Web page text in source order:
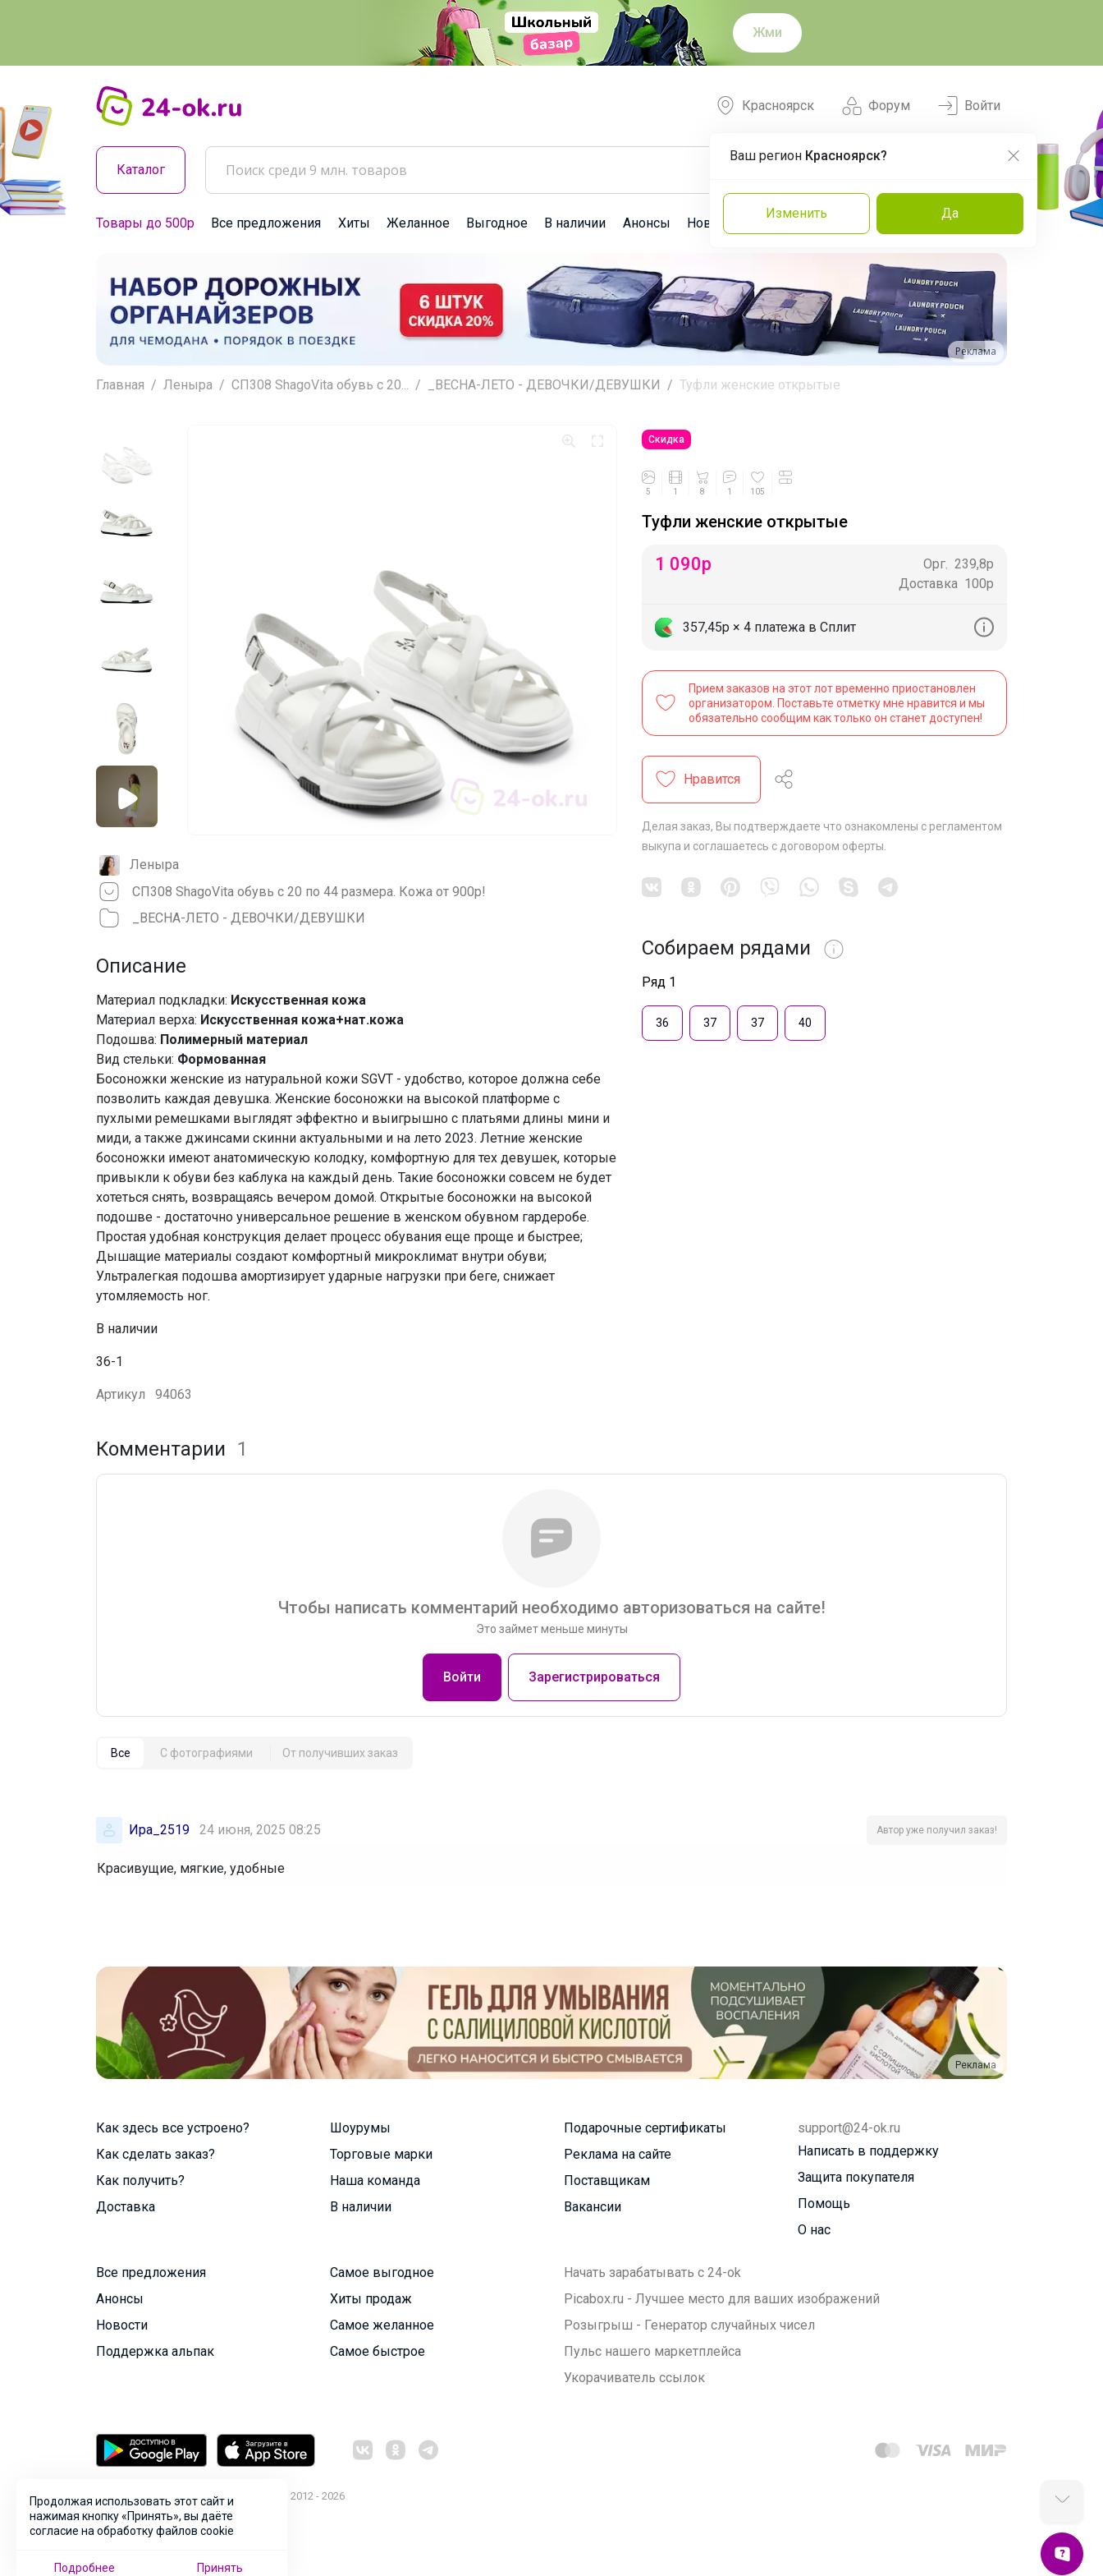
Жми
Форум
Красноярск
Ваш регион Красноярск?
Изменить Да
Войти
Каталог
Товары до 500р Все предложения Хиты Желанное Выгодное В наличии Анонсы Новости Команда Эксперты
Реклама
Главная Леныра СП308 ShаgоVitа обувь с 20... _ВЕСНА-ЛЕТО - ДЕВОЧКИ/ДЕВУШКИ Туфли женские открытые
Леныра
СП308 ShаgоVitа обувь с 20 по 44 размера. Кожа от 900р!
_ВЕСНА-ЛЕТО - ДЕВОЧКИ/ДЕВУШКИ
Описание
Материал подкладки: Искусственная кожа
Материал верха: Искусственная кожа+нат.кожа
Подошва: Полимерный материал
Вид стельки: Формованная
Босоножки женские из натуральной кожи SGVT - удобство, которое должна себе
позволить каждая девушка. Женские босоножки на высокой платформе с
пухлыми ремешками выглядят эффектно и выигрышно с платьями длины мини и
миди, а также джинсами скинни актуальными и на лето 2023. Летние женские
босоножки имеют анатомическую колодку, комфортную для тех девушек, которые
привыкли к обуви без каблука на каждый день. Такие босоножки совсем не будет
хотеться снять, возвращаясь вечером домой. Открытые босоножки на высокой
подошве - достаточно универсальное решение в женском обувном гардеробе.
Простая удобная конструкция делает процесс обувания еще проще и быстрее;
Дышащие материалы создают комфортный микроклимат внутри обуви;
Ультралегкая подошва амортизирует ударные нагрузки при беге, снижает
утомляемость ног.
В наличии
36-1
Артикул 94063
Скидка
5 1 8 1 105
Туфли женские открытые
1 090р Орг. 239,8р
Доставка 100р
357,45р × 4 платежа в Сплит
Прием заказов на этот лот временно приостановлен
организатором. Поставьте отметку мне нравится и мы
обязательно сообщим как только он станет доступен!
Нравится
Делая заказ, Вы подтверждаете что ознакомлены с регламентом
выкупа и соглашаетесь с договором оферты
Собираем рядами
Ряд 1
36 37 37 40
Комментарии 1
Чтобы написать комментарий необходимо авторизоваться на сайте!
Это займет меньше минуты
Войти Зарегистрироваться
Все С фотографиями От получивших заказ
Ира_2519 24 июня, 2025 08:25 Автор уже получил заказ!
Красивущие, мягкие, удобные
Реклама
Как здесь все устроено?
Как сделать заказ?
Как получить?
Доставка
Шоурумы
Торговые марки
Наша команда
В наличии
Подарочные сертификаты
Реклама на сайте
Поставщикам
Вакансии
support@24-ok.ru
Написать в поддержку
Защита покупателя
Помощь
О нас
Все предложения
Анонсы
Новости
Поддержка альпак
Самое выгодное
Хиты продаж
Самое желанное
Самое быстрое
Начать зарабатывать с 24-ok
Picabox.ru - Лучшее место для ваших изображений
Розыгрыш - Генератор случайных чисел
Пульс нашего маркетплейса
Укорачиватель ссылок
© ООО "Лявита", ОГРН 1122468054070, 2012 - 2026
Политика конфиденциальности
Cоглашение пользователя
Продолжая использовать этот сайт и
нажимая кнопку «Принять», вы даёте
согласие на обработку файлов cookie
Подробнее Принять